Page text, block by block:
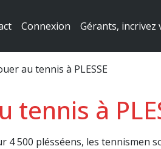
Connexion Gérants, incrivez
au tennis à PLESSE
tennis à
4 500 plésséens, les tennismen